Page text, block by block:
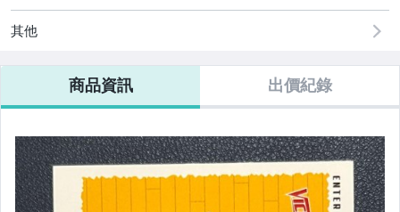
其他
商品資訊 出價紀錄